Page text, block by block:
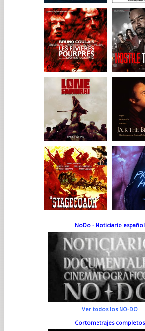
NoDo - Noticiario español
Ver todos los NO-DO
Cortometrajes completos